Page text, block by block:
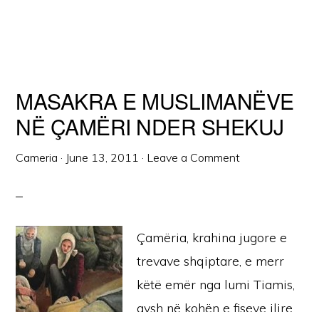
MASAKRA E MUSLIMANËVE
NË ÇAMËRI NDER SHEKUJ
Cameria · June 13, 2011 · Leave a Comment
Çamëria, krahina jugore e
trevave shqiptare, e merr
këtë emër nga lumi Tiamis,
qysh në kohën e fiseve ilire,